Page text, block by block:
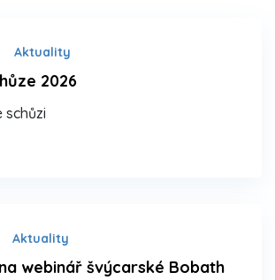
Aktuality
2026
schůzi
Aktuality
webinář švýcarské Bobath